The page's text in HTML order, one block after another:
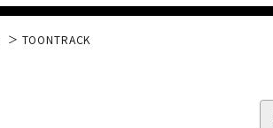
TOONTRACK